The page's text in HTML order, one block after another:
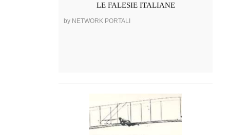
LE FALESIE ITALIANE
by NETWORK PORTALI